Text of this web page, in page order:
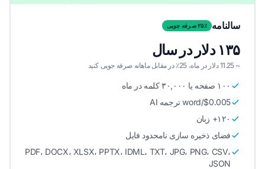
سالنامه ۲۵٪ صرفه جویی
۱۳۵ دلار در سال
~ 11.25 دلار در ماه، 25٪ در مقابل ماهانه صرفه جویی کنید
۱۰۰ صفحه یا ۳۰,۰۰۰ کلمه در ماه
$0.005/word ترجمه AI
۱۲۰+ زبان
فضای ذخیره سازی نامحدود فایل
PDF، DOCX، XLSX، PPTX، IDML، TXT، JPG، PNG، CSV،
JSON